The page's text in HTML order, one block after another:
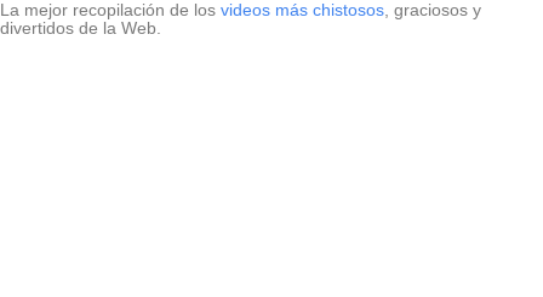
La mejor recopilación de los videos más chistosos, graciosos y
divertidos de la Web.